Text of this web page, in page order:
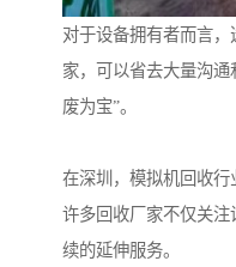
对于设备拥有者而言，
家，可以省去大量沟
废为宝”。
在深圳，模拟机回收行
许多回收厂家不仅关
续的延伸服务。